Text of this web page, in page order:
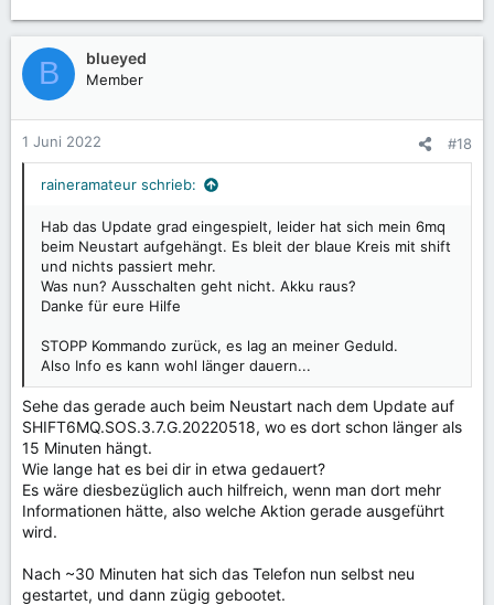
B blueyed
Member
1 Juni 2022 #18
raineramateur schrieb:
Hab das Update grad eingespielt, leider hat sich mein 6mq
beim Neustart aufgehängt. Es bleit der blaue Kreis mit shift
und nichts passiert mehr.
Was nun? Ausschalten geht nicht. Akku raus?
Danke für eure Hilfe
STOPP Kommando zurück, es lag an meiner Geduld.
Also Info es kann wohl länger dauern...
Sehe das gerade auch beim Neustart nach dem Update auf
SHIFT6MQ.SOS.3.7.G.20220518, wo es dort schon länger als
15 Minuten hängt.
Wie lange hat es bei dir in etwa gedauert?
Es wäre diesbezüglich auch hilfreich, wenn man dort mehr
Informationen hätte, also welche Aktion gerade ausgeführt
wird.
Nach ~30 Minuten hat sich das Telefon nun selbst neu
gestartet, und dann zügig gebootet.